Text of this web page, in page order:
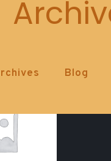
Blog